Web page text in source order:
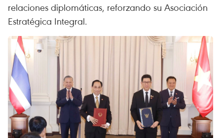
relaciones diplomáticas, reforzando su Asociación
Estratégica Integral.